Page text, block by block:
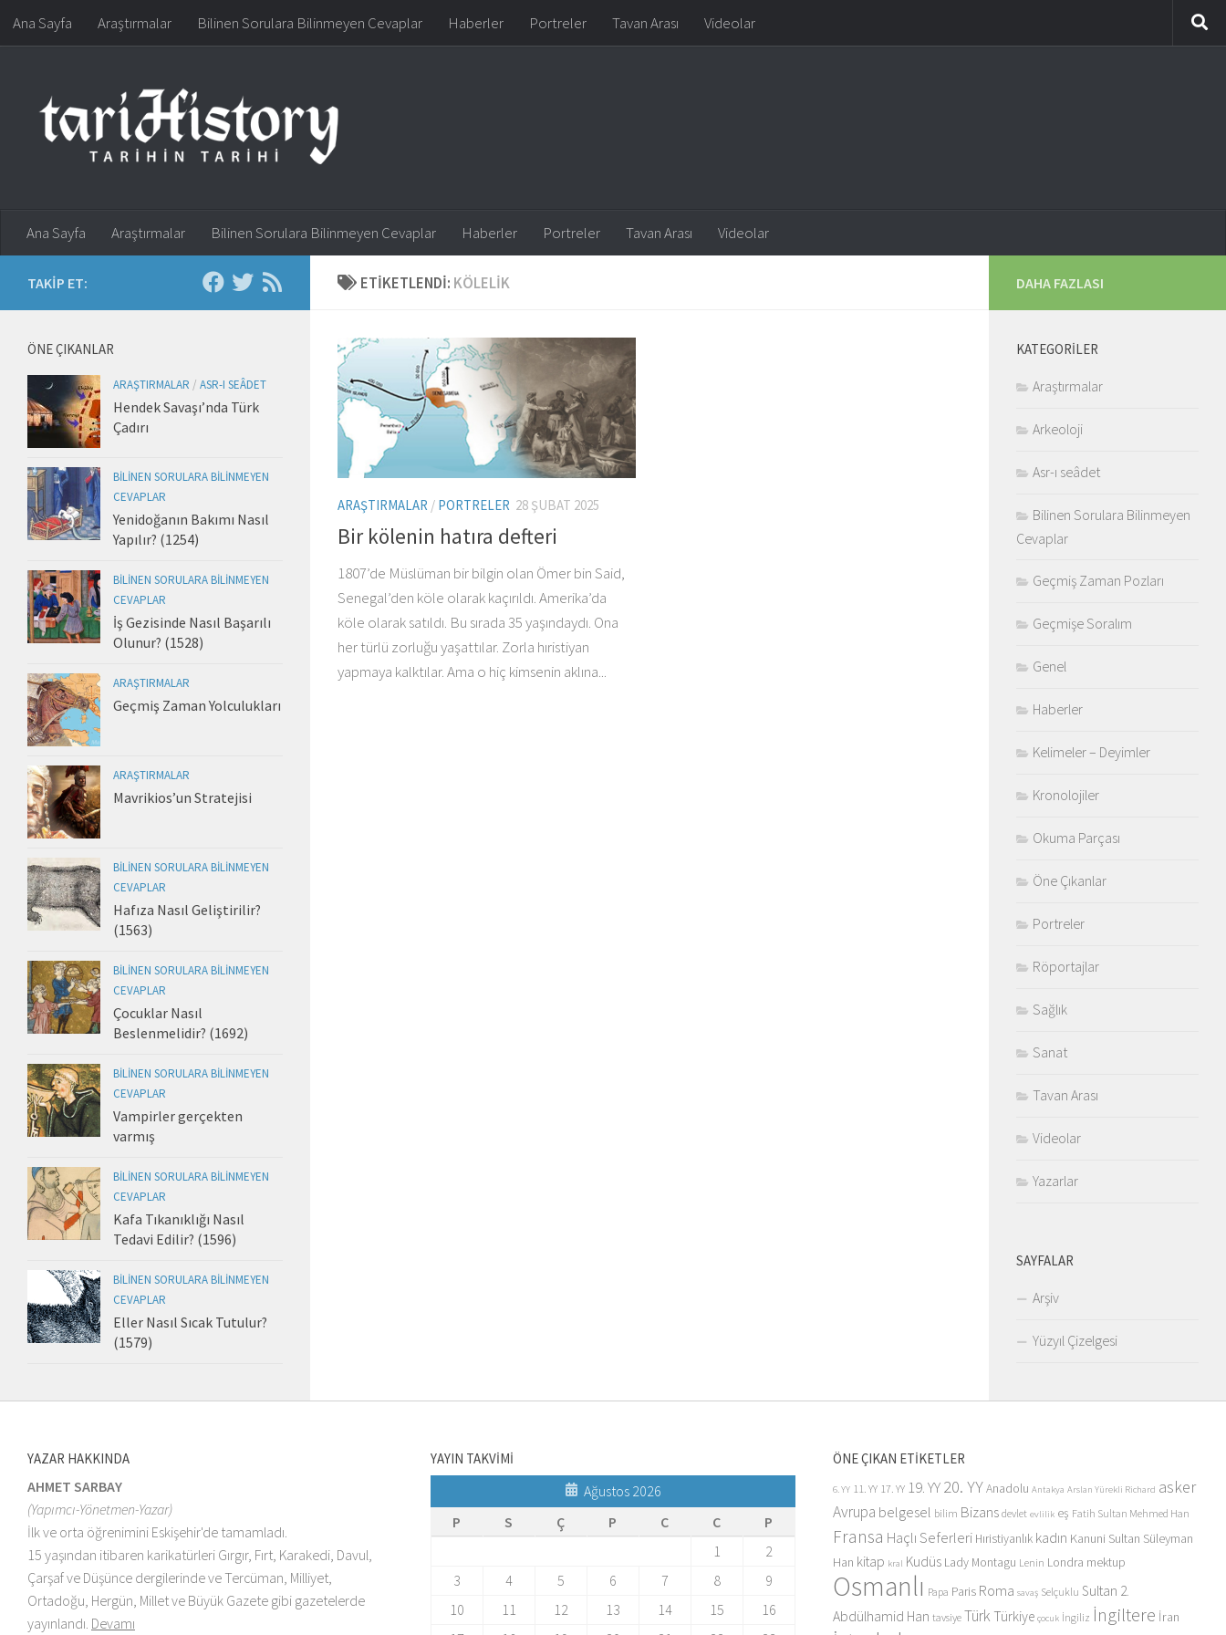
Skip to content
Ana Sayfa Araştırmalar Bilinen Sorulara Bilinmeyen Cevaplar Haberler Portreler Tavan Arası Videolar
Ana Sayfa Araştırmalar Bilinen Sorulara Bilinmeyen Cevaplar Haberler Portreler Tavan Arası Videolar
ETIKETLENDI: KÖLELIK
ARAŞTIRMALAR / PORTRELER 28 ŞUBAT 2025
Bir kölenin hatıra defteri
1807’de Müslüman bir bilgin olan Ömer bin Said,
Senegal’den köle olarak kaçırıldı. Amerika’da
köle olarak satıldı. Bu sırada 35 yaşındaydı. Ona
her türlü zorluğu yaşattılar. Zorla hıristiyan
yapmaya kalktılar. Ama o hiç kimsenin aklına...
TAKIP ET:
ÖNE ÇIKANLAR
ARAŞTIRMALAR / ASR-I SEÂDET
Hendek Savaşı’nda Türk
Çadırı
BILINEN SORULARA BILINMEYEN
CEVAPLAR
Yenidoğanın Bakımı Nasıl
Yapılır? (1254)
BILINEN SORULARA BILINMEYEN
CEVAPLAR
İş Gezisinde Nasıl Başarılı
Olunur? (1528)
ARAŞTIRMALAR
Geçmiş Zaman Yolculukları
ARAŞTIRMALAR
Mavrikios’un Stratejisi
BILINEN SORULARA BILINMEYEN
CEVAPLAR
Hafıza Nasıl Geliştirilir?
(1563)
BILINEN SORULARA BILINMEYEN
CEVAPLAR
Çocuklar Nasıl
Beslenmelidir? (1692)
BILINEN SORULARA BILINMEYEN
CEVAPLAR
Vampirler gerçekten
varmış
BILINEN SORULARA BILINMEYEN
CEVAPLAR
Kafa Tıkanıklığı Nasıl
Tedavi Edilir? (1596)
BILINEN SORULARA BILINMEYEN
CEVAPLAR
Eller Nasıl Sıcak Tutulur?
(1579)
DAHA FAZLASI
KATEGORILER
Araştırmalar
Arkeoloji
Asr-ı seâdet
Bilinen Sorulara Bilinmeyen
Cevaplar
Geçmiş Zaman Pozları
Geçmişe Soralım
Genel
Haberler
Kelimeler – Deyimler
Kronolojiler
Okuma Parçası
Öne Çıkanlar
Portreler
Röportajlar
Sağlık
Sanat
Tavan Arası
Videolar
Yazarlar
SAYFALAR
Arşiv
Yüzyıl Çizelgesi
YAZAR HAKKINDA
AHMET SARBAY
(Yapımcı-Yönetmen-Yazar)
İlk ve orta öğrenimini Eskişehir'de tamamladı.
15 yaşından itibaren karikatürleri Gırgır, Fırt, Karakedi, Davul,
Çarşaf ve Düşünce dergilerinde ve Tercüman, Milliyet,
Ortadoğu, Hergün, Millet ve Büyük Gazete gibi gazetelerde
yayınlandı. Devamı
YAYIN TAKVİMİ
Ağustos 2026
P
S Ç P C C
P
1
2
3
4 5 6 7 8
9
10
11 12 13 14 15
16
ÖNE ÇIKAN ETİKETLER
6. YY 11. YY 17. YY 19. YY20. YYAnadolu Antakya Arslan Yürekli Richard asker
Avrupa belgesel bilim Bizans devlet evlilik eş Fatih Sultan Mehmed Han
Fransa Haçlı Seferleri Hıristiyanlık kadın Kanuni Sultan Süleyman
Han kitap kral Kudüs Lady Montagu Lenin Londra mektup
Osmanlı Papa Paris Roma savaş Selçuklu Sultan 2.
Abdülhamid Han tavsiye Türk Türkiye çocuk İngiliz İngiltere İran